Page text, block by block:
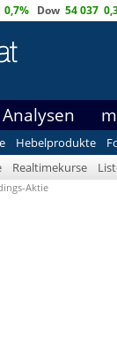
0,7% Dow 54 037
Hebelprodukte
Realtimekurse
Aktie